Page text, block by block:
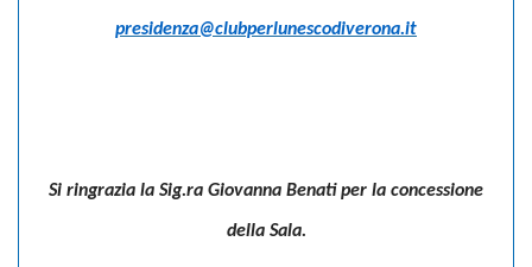
presidenza@clubperlunescodiverona.it
Si ringrazia la Sig.ra Giovanna Benati per la concessione
della Sala.